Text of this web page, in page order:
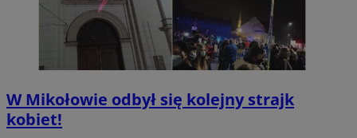
W Mikołowie odbył się kolejny strajk
kobiet!